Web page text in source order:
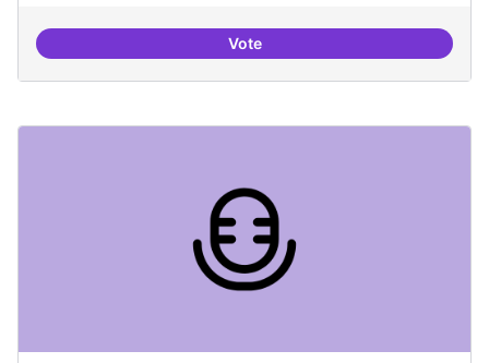
VoteCures i governança